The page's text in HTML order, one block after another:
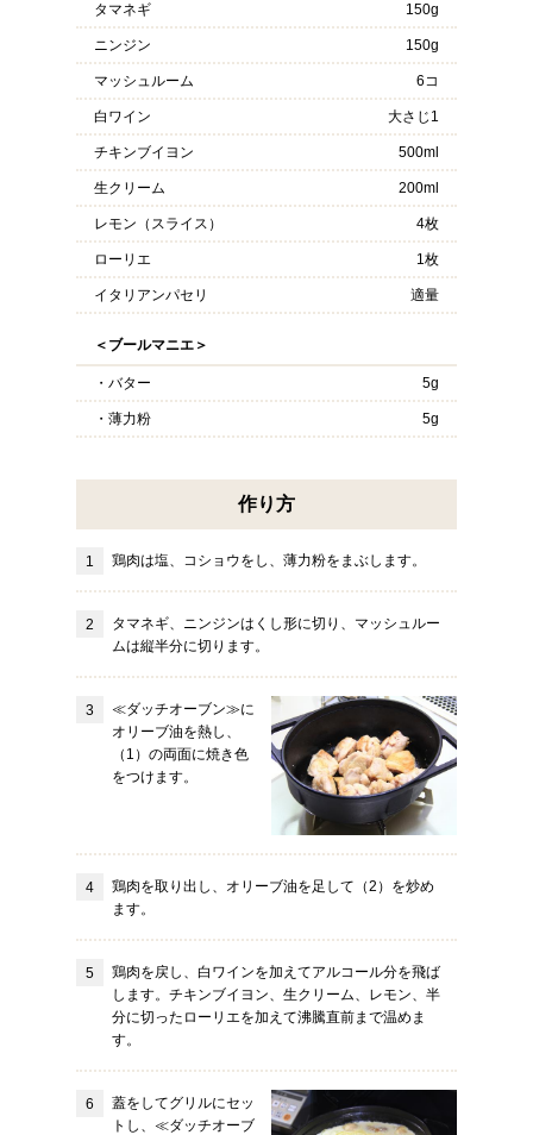
タマネギ 150g
ニンジン 150g
マッシュルーム 6コ
白ワイン 大さじ1
チキンブイヨン 500ml
生クリーム 200ml
レモン（スライス） 4枚
ローリエ 1枚
イタリアンパセリ 適量
＜ブールマニエ＞
・バター 5g
・薄力粉 5g
作り方
鶏肉は塩、コショウをし、薄力粉をまぶします。
タマネギ、ニンジンはくし形に切り、マッシュルー
ムは縦半分に切ります。
≪ダッチオーブン≫に
オリーブ油を熱し、
（1）の両面に焼き色
をつけます。
鶏肉を取り出し、オリーブ油を足して（2）を炒め
ます。
鶏肉を戻し、白ワインを加えてアルコール分を飛ば
します。チキンブイヨン、生クリーム、レモン、半
分に切ったローリエを加えて沸騰直前まで温めま
す。
蓋をしてグリルにセッ
トし、≪ダッチオーブ